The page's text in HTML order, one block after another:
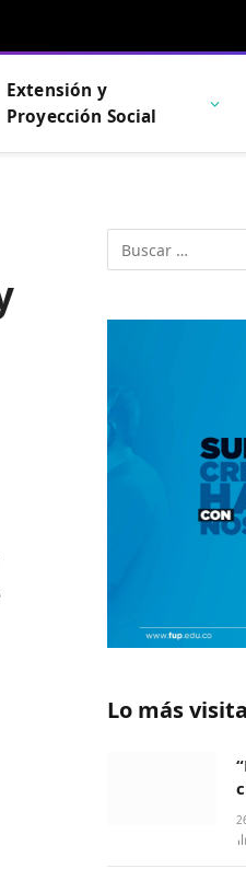
Extensión y
Proyección Social
Lo más